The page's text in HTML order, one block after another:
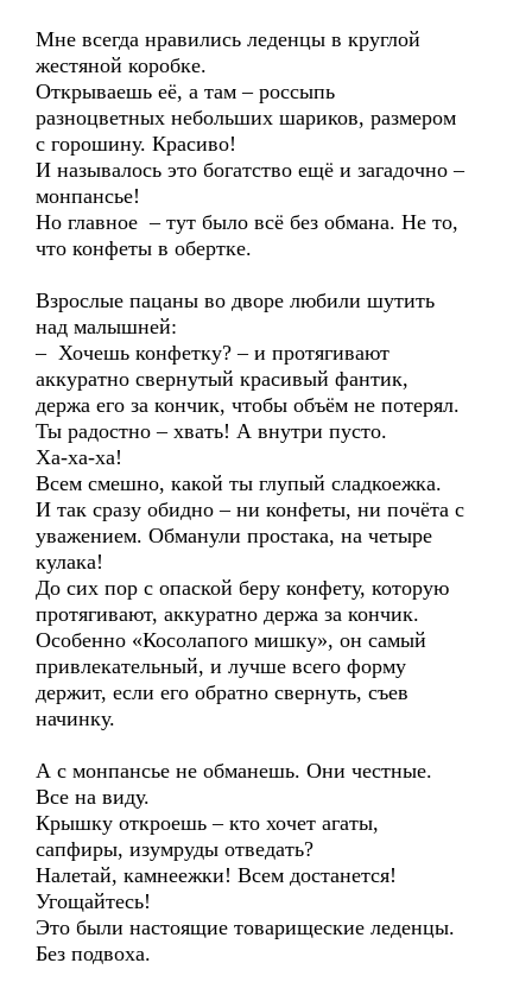
Мне всегда нравились леденцы в круглой
жестяной коробке.
Открываешь её, а там – россыпь
разноцветных небольших шариков, размером
с горошину. Красиво!
И называлось это богатство ещё и загадочно –
монпансье!
Но главное – тут было всё без обмана. Не то,
что конфеты в обертке.
Взрослые пацаны во дворе любили шутить
над малышней:
– Хочешь конфетку? – и протягивают
аккуратно свернутый красивый фантик,
держа его за кончик, чтобы объём не потерял.
Ты радостно – хвать! А внутри пусто.
Ха-ха-ха!
Всем смешно, какой ты глупый сладкоежка.
И так сразу обидно – ни конфеты, ни почёта с
уважением. Обманули простака, на четыре
кулака!
До сих пор с опаской беру конфету, которую
протягивают, аккуратно держа за кончик.
Особенно «Косолапого мишку», он самый
привлекательный, и лучше всего форму
держит, если его обратно свернуть, съев
начинку.
А с монпансье не обманешь. Они честные.
Все на виду.
Крышку откроешь – кто хочет агаты,
сапфиры, изумруды отведать?
Налетай, камнеежки! Всем достанется!
Угощайтесь!
Это были настоящие товарищеские леденцы.
Без подвоха.